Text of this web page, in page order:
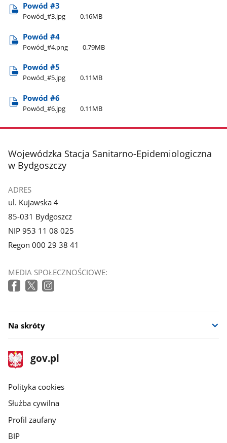
Powód #3
Powód​_#3.jpg 0.16MB
Powód #4
Powód​_#4.png 0.79MB
Powód #5
Powód​_#5.jpg 0.11MB
Powód #6
Powód​_#6.jpg 0.11MB
stopka
Wojewódzka Stacja Sanitarno-Epidemiologiczna
w Bydgoszczy
ADRES
ul. Kujawska 4
85-031 Bydgoszcz
NIP 953 11 08 025
Regon 000 29 38 41
MEDIA SPOŁECZNOŚCIOWE:
Na skróty
stopka
gov.pl
Strona
gov.pl
gov.pl
Polityka cookies
Służba cywilna
Profil zaufany
BIP